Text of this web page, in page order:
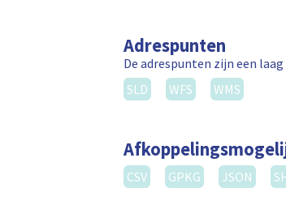
Adrespunten
De adrespunten zijn een laag
SLD
WFS WMS
CSV GPKG JSON